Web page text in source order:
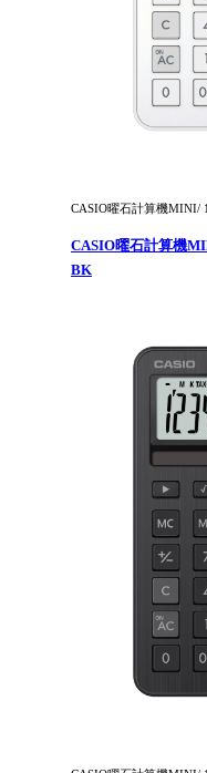
CASIO曜石計算機MINI/
CASIO曜石計算機
BK